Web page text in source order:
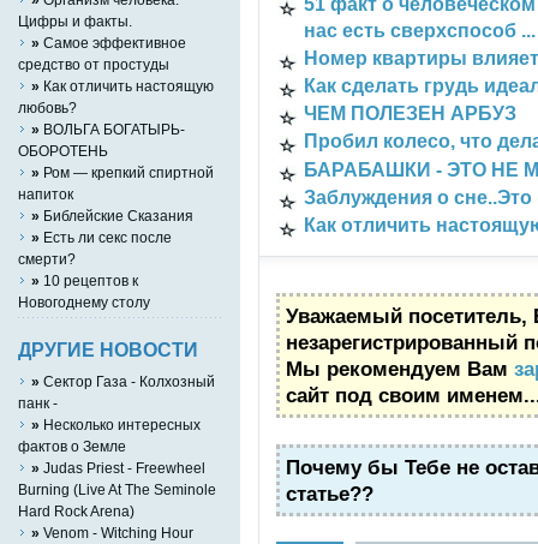
нас есть сверхспособ ...
Номер квартиры
Как сделать грудь
ЧЕМ ПОЛЕЗЕН АРБУЗ
Пробил колесо, что
БАРАБАШКИ - ЭТО НЕ
Заблуждения о сне..Это
Как отличить
Уважаемый посетитель,
незарегистрированный
Мы рекомендуем Вам
сайт под своим
Почему бы Тебе не
статье??
Цифры и факты.
» Самое эффективное
средство от простуды
» Как отличить настоящую
любовь?
» ВОЛЬГА БОГАТЫРЬ-
ОБОРОТЕНЬ
» Ром — крепкий спиртной
напиток
» Библейские Сказания
» Есть ли секс после
смерти?
» 10 рецептов к
Hовогоднему столу
ДРУГИЕ НОВОСТИ
» Сектор Газа - Колхозный
панк -
» Несколько интересных
фактов о Земле
» Judas Priest - Freewheel
Burning (Live At The Seminole
Hard Rock Arena)
» Venom - Witching Hour